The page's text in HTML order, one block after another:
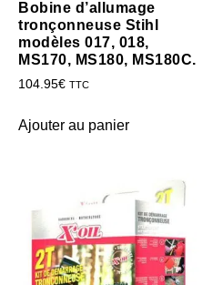
Bobine d’allumage
tronçonneuse Stihl
modèles 017, 018,
MS170, MS180, MS180C.
104.95€ TTC
Ajouter au panier